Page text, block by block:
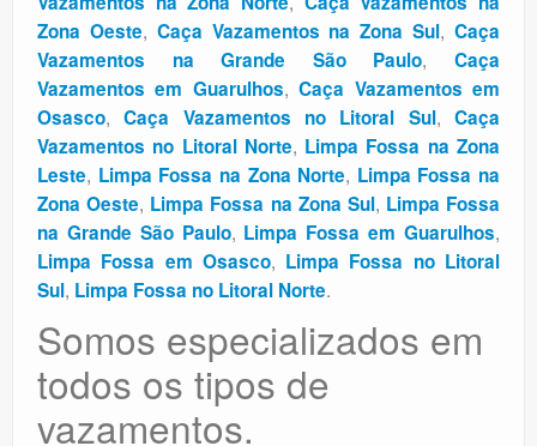
Zona Oeste, Caça Vazamentos na Zona Sul,Caça
Vazamentos na Grande São Paulo,Caça
Vazamentos em Guarulhos,Caça Vazamentos em
Osasco,Caça Vazamentos no Litoral Sul,Caça
Vazamentos no Litoral Norte, Limpa Fossa na Zona
Leste, Limpa Fossa na Zona Norte, Limpa Fossa na
Zona Oeste, Limpa Fossa na Zona Sul, Limpa Fossa
na Grande São Paulo, Limpa Fossa em Guarulhos,
Limpa Fossa em Osasco, Limpa Fossa no Litoral
Sul, Limpa Fossa no Litoral Norte.
Somos especializados em
todos os tipos de
vazamentos.